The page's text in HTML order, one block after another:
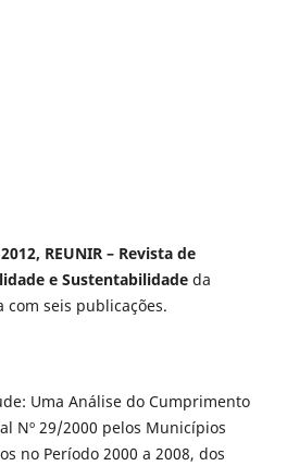
REUNIR – Revista de
e Sustentabilidadeda
com seis publicações.
Uma Análise do Cumprimento
Nº 29/2000 pelos Municípios
no Período 2000 a 2008, dos